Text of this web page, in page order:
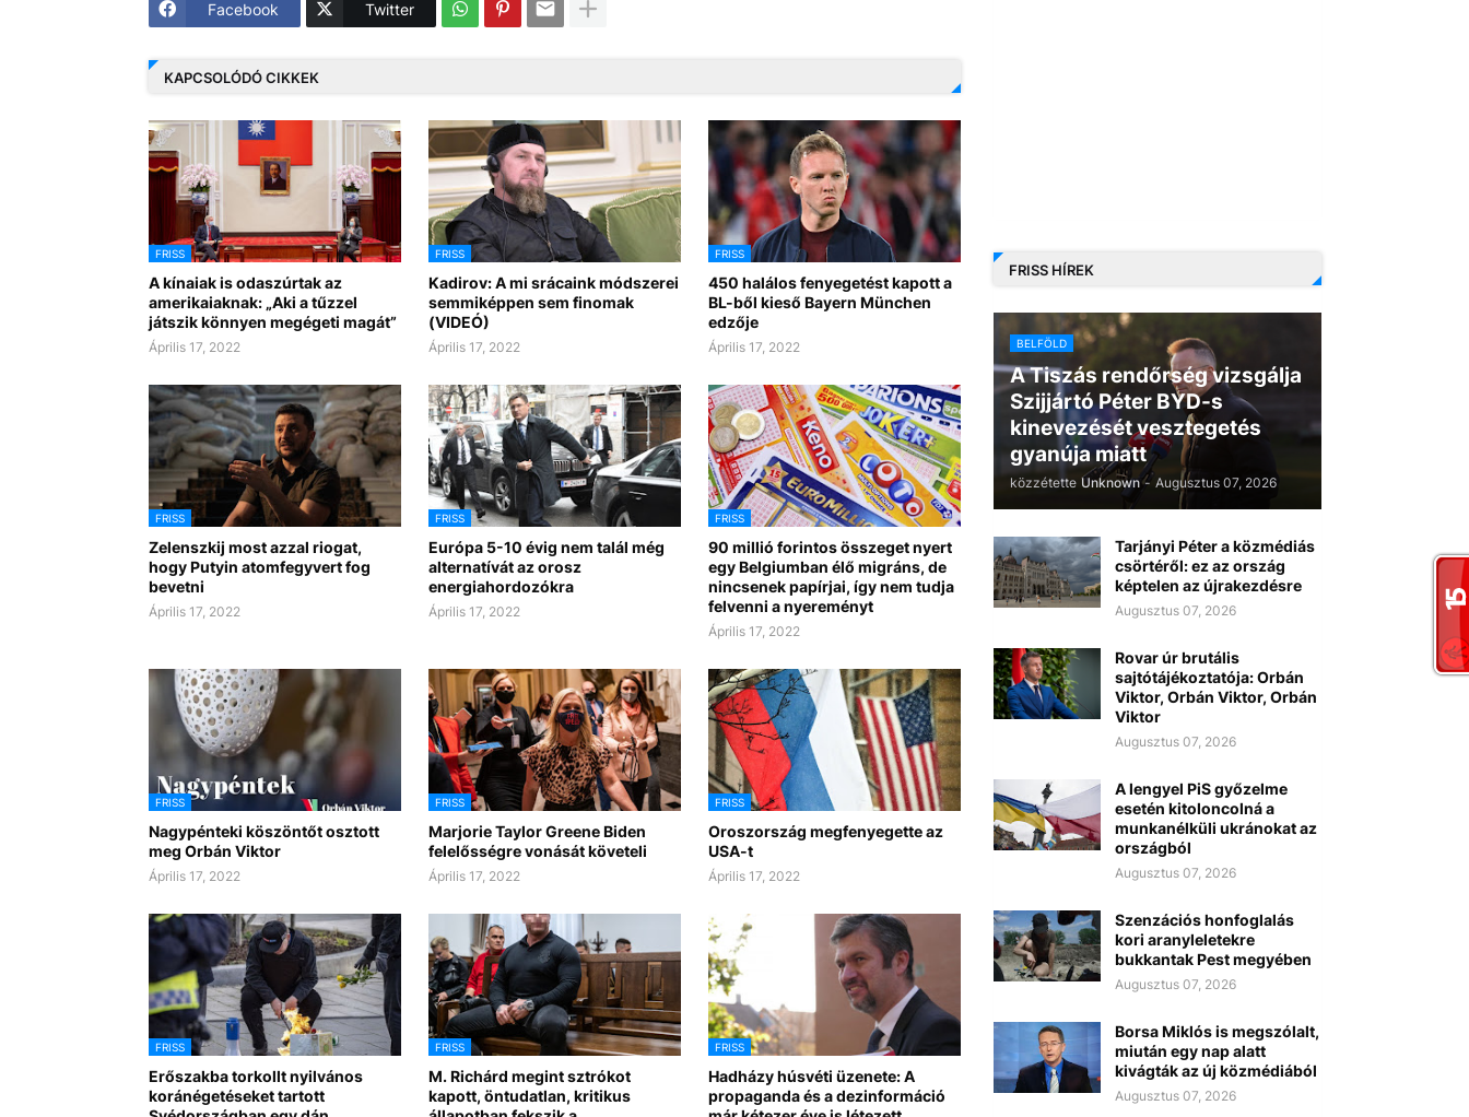
Facebook Twitter
KAPCSOLÓDÓ CIKKEK
FRISS
A kínaiak is odaszúrtak az
amerikaiaknak: „Aki a tűzzel
játszik könnyen megégeti magát”
Április 17, 2022
FRISS
Kadirov: A mi srácaink módszerei
semmiképpen sem finomak
(VIDEÓ)
Április 17, 2022
FRISS
450 halálos fenyegetést kapott a
BL-ből kieső Bayern München
edzője
Április 17, 2022
FRISS
Zelenszkij most azzal riogat,
hogy Putyin atomfegyvert fog
bevetni
Április 17, 2022
FRISS
Európa 5-10 évig nem talál még
alternatívát az orosz
energiahordozókra
Április 17, 2022
FRISS
90 millió forintos összeget nyert
egy Belgiumban élő migráns, de
nincsenek papírjai, így nem tudja
felvenni a nyereményt
Április 17, 2022
FRISS
Nagypénteki köszöntőt osztott
meg Orbán Viktor
Április 17, 2022
FRISS
Marjorie Taylor Greene Biden
felelősségre vonását követeli
Április 17, 2022
FRISS
Oroszország megfenyegette az
USA-t
Április 17, 2022
FRISS
Erőszakba torkollt nyilvános
koránégetéseket tartott
FRISS
M. Richárd megint sztrókot
kapott, öntudatlan, kritikus
FRISS
Hadházy húsvéti üzenete: A
propaganda és a dezinformáció
FRISS HÍREK
BELFÖLD
A Tiszás rendőrség vizsgálja
Szijjártó Péter BYD-s
kinevezését vesztegetés
gyanúja miatt
közzétette Unknown - Augusztus 07, 2026
Tarjányi Péter a közmédiás
csörtéről: ez az ország
képtelen az újrakezdésre
Augusztus 07, 2026
Rovar úr brutális
sajtótájékoztatója: Orbán
Viktor, Orbán Viktor, Orbán
Viktor
Augusztus 07, 2026
A lengyel PiS győzelme
esetén kitoloncolná a
munkanélküli ukránokat az
országból
Augusztus 07, 2026
Szenzációs honfoglalás
kori aranyleletekre
bukkantak Pest megyében
Augusztus 07, 2026
Borsa Miklós is megszólalt,
miután egy nap alatt
kivágták az új közmédiából
Augusztus 07, 2026